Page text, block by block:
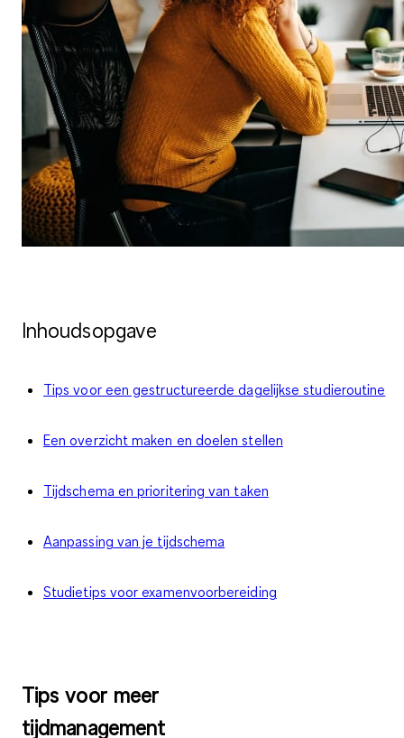
Inhoudsopgave
Tips voor een gestructureerde dagelijkse studieroutine
Een overzicht maken en doelen stellen
Tijdschema en prioritering van taken
Aanpassing van je tijdschema
Studietips voor examenvoorbereiding
Tips voor meer
tijdmanagement